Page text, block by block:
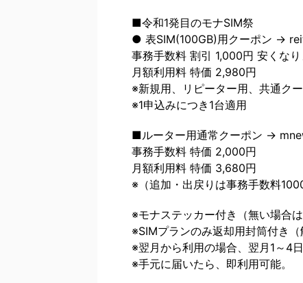
■令和1発目のモナSIM祭
● 表SIM(100GB)用クーポン →
事務手数料 割引 1,000円 安くなり
月額利用料 特価 2,980円
※新規用、リピーター用、共通クー
※1申込みにつき1台適用
■ルーター用通常クーポン →
事務手数料 特価 2,000円
月額利用料 特価 3,680円
※（追加・出戻りは事務手数料1000
※モナステッカー付き（無い場合は
※SIMプランのみ返却用封筒付き（
※翌月から利用の場合、翌月1～4日
※手元に届いたら、即利用可能。